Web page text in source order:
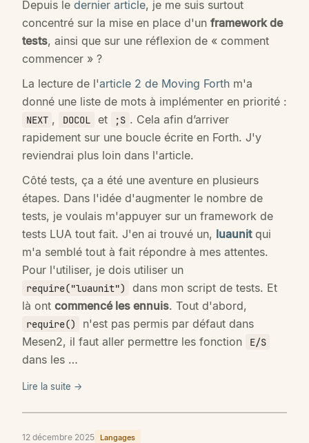
Depuis le dernier article, je me suis surtout
concentré sur la mise en place d'un framework de
tests, ainsi que sur une réflexion de « comment
commencer » ?
La lecture de l'article 2 de Moving Forth m'a
donné une liste de mots à implémenter en priorité :
NEXT , DOCOL et ;S . Cela afin d’arriver
rapidement sur une boucle écrite en Forth. J'y
reviendrai plus loin dans l'article.
Côté tests, ça a été une aventure en plusieurs
étapes. Dans l'idée d'augmenter le nombre de
tests, je voulais m'appuyer sur un framework de
tests LUA tout fait. J'en ai trouvé un, luaunitqui
m'a semblé tout à fait répondre à mes attentes.
Pour l'utiliser, je dois utiliser un
require("luaunit")
dans mon script de tests. Et
là ont commencé les ennuis. Tout d'abord,
require()
n'est pas permis par défaut dans
Mesen2, il faut aller permettre les fonction
E/S
dans les …
Lire la suite →
12 décembre 2025 Langages